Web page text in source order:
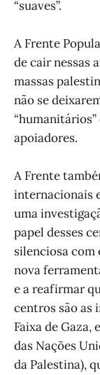
“suaves”.
A Frente
de cair nessas
massas
não se
apoiadores.
A Frente
internacionais
uma
papel desses
silenciosa com
nova
e a reafirmar
centros são as
Faixa de Gaza,
das Nações
da Palestina),